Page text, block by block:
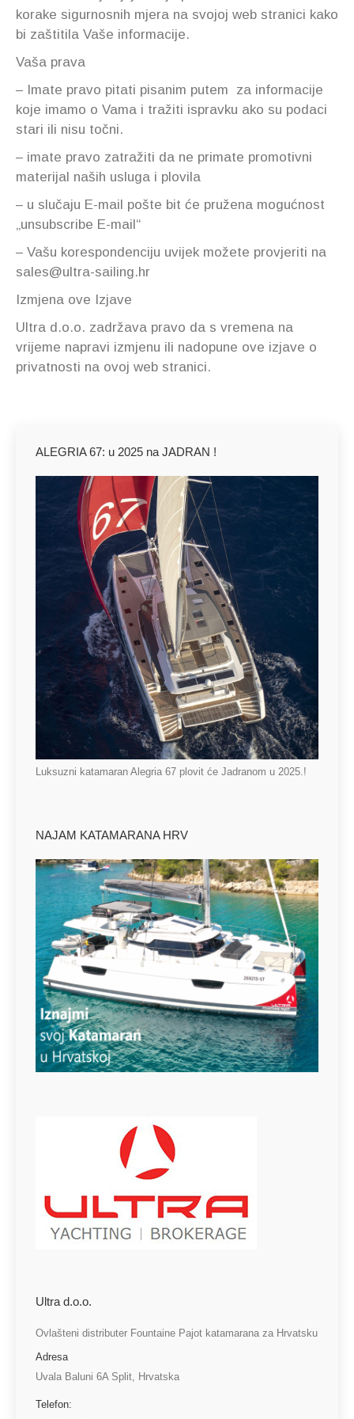
korake sigurnosnih mjera na svojoj web stranici kako
bi zaštitila Vaše informacije.
Vaša prava
– Imate pravo pitati pisanim putem za informacije
koje imamo o Vama i tražiti ispravku ako su podaci
stari ili nisu točni.
– imate pravo zatražiti da ne primate promotivni
materijal naših usluga i plovila
– u slučaju E-mail pošte bit će pružena mogućnost
„unsubscribe E-mail“
– Vašu korespondenciju uvijek možete provjeriti na
sales@ultra-sailing.hr
Izmjena ove Izjave
Ultra d.o.o. zadržava pravo da s vremena na
vrijeme napravi izmjenu ili nadopune ove izjave o
privatnosti na ovoj web stranici.
ALEGRIA 67: u 2025 na JADRAN !
Luksuzni katamaran Alegria 67 plovit će Jadranom u 2025.!
NAJAM KATAMARANA HRV
Ultra d.o.o.
Ovlašteni distributer Fountaine Pajot katamarana za Hrvatsku
Adresa
Uvala Baluni 6A Split, Hrvatska
Telefon: